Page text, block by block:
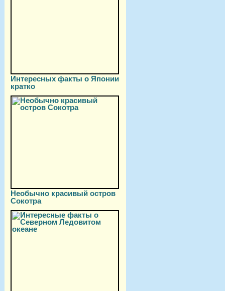
Интересных факты о Японии
кратко
Необычно красивый остров
Сокотра